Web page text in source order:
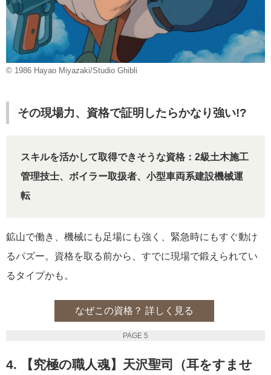
© 1986 Hayao Miyazaki/Studio Ghibli
その現場力、資格で証明したらかなり強い!?
スキルを活かして取得できそうな資格：2級土木施工
管理技士、ボイラー取扱者、小型車両系建設機械運
転
鉱山で働き、機械にも足場にも強く、緊急時にもすぐ動け
るパズー。資格を取る前から、すでに現場で鍛えられてい
るタイプかも。
なぜこの資格？ 詳しく見る
PAGE 5
4. 【究極の職人魂】天沢聖司（耳をすませ